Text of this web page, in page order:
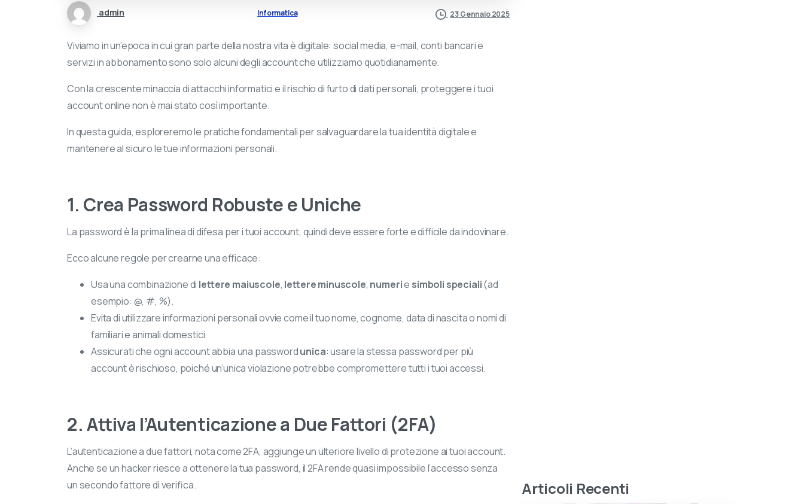
admin Informatica 23 Gennaio 2025
Viviamo in un’epoca in cui gran parte della nostra vita è digitale: social media, e-mail, conti bancari e
servizi in abbonamento sono solo alcuni degli account che utilizziamo quotidianamente.
Con la crescente minaccia di attacchi informatici e il rischio di furto di dati personali, proteggere i tuoi
account online non è mai stato così importante.
In questa guida, esploreremo le pratiche fondamentali per salvaguardare la tua identità digitale e
mantenere al sicuro le tue informazioni personali.
1. Crea Password Robuste e Uniche
La password è la prima linea di difesa per i tuoi account, quindi deve essere forte e difficile da indovinare.
Ecco alcune regole per crearne una efficace:
Usa una combinazione di lettere maiuscole, lettere minuscole, numerie simboli speciali(ad
esempio: @, #, %).
Evita di utilizzare informazioni personali ovvie come il tuo nome, cognome, data di nascita o nomi di
familiari e animali domestici.
Assicurati che ogni account abbia una passwordunica: usare la stessa password per più
account è rischioso, poiché un’unica violazione potrebbe compromettere tutti i tuoi accessi.
2. Attiva l’Autenticazione a Due Fattori (2FA)
L’autenticazione a due fattori, nota come 2FA, aggiunge un ulteriore livello di protezione ai tuoi account.
Anche se un hacker riesce a ottenere la tua password, il 2FA rende quasi impossibile l’accesso senza
un secondo fattore di verifica.
Articoli Recenti